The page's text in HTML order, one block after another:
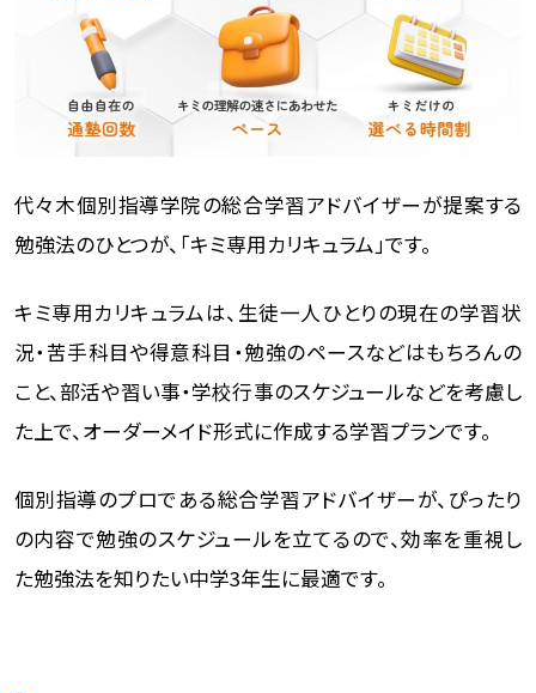
代々木個別指導学院の総合学習アドバイザーが提案する
勉強法のひとつが、「キミ専用カリキュラム」です。
キミ専用カリキュラムは、生徒一人ひとりの現在の学習状
況・苦手科目や得意科目・勉強のペースなどはもちろんの
こと、部活や習い事・学校行事のスケジュールなどを考慮し
た上で、オーダーメイド形式に作成する学習プランです。
個別指導のプロである総合学習アドバイザーが、ぴったり
の内容で勉強のスケジュールを立てるので、効率を重視し
た勉強法を知りたい中学3年生に最適です。